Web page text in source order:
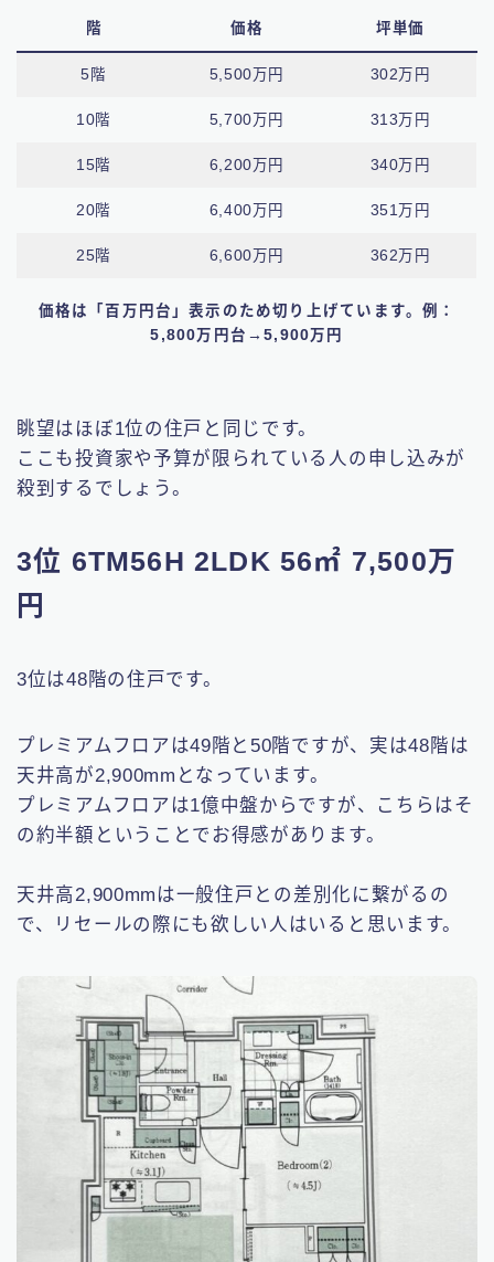
階 価格 坪単価
5階 5,500万円 302万円
10階 5,700万円 313万円
15階 6,200万円 340万円
20階 6,400万円 351万円
25階 6,600万円 362万円
価格は「百万円台」表示のため切り上げています。例：
5,800万円台→5,900万円
眺望はほぼ1位の住戸と同じです。
ここも投資家や予算が限られている人の申し込みが
殺到するでしょう。
3位 6TM56H 2LDK 56㎡ 7,500万
円
3位は48階の住戸です。
プレミアムフロアは49階と50階ですが、実は48階は
天井高が2,900mmとなっています。
プレミアムフロアは1億中盤からですが、こちらはそ
の約半額ということでお得感があります。
天井高2,900mmは一般住戸との差別化に繋がるの
で、リセールの際にも欲しい人はいると思います。